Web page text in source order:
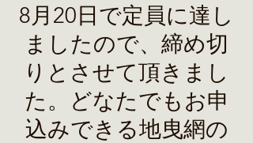
8月20日で定員に達し
ましたので、締め切
りとさせて頂きまし
た。どなたでもお申
込みできる地曳網の